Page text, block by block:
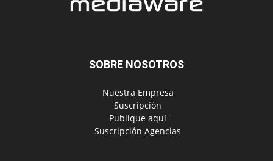
SOBRE NOSOTROS
‎ Nuestra Empresa
‎ Suscripción
‎ Publique aquí
‎ Suscripción Agencias